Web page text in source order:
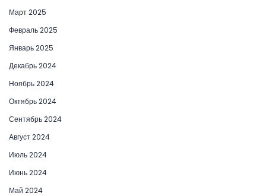
Март 2025
Февраль 2025
Январь 2025
Декабрь 2024
Ноябрь 2024
Октябрь 2024
Сентябрь 2024
Август 2024
Июль 2024
Июнь 2024
Май 2024